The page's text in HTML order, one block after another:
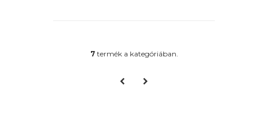
7termék a kategóriában.